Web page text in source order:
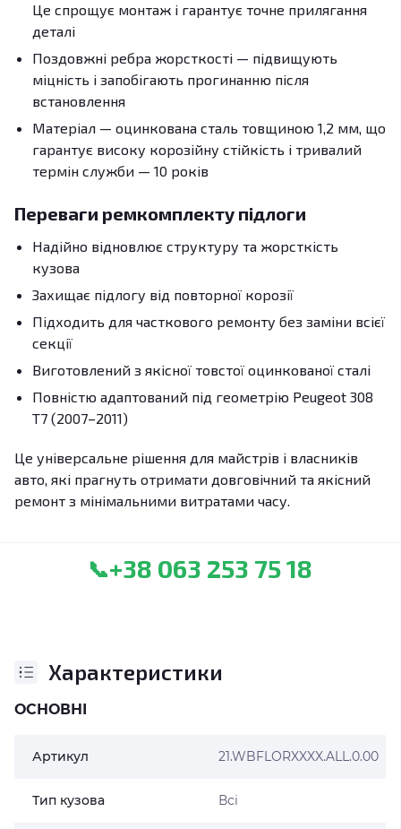
Це спрощує монтаж і гарантує точне прилягання
деталі
Поздовжні ребра жорсткості — підвищують
міцність і запобігають прогинанню після
встановлення
Матеріал — оцинкована сталь товщиною 1,2 мм, що
гарантує високу корозійну стійкість і тривалий
термін служби — 10 років
Переваги ремкомплекту підлоги
Надійно відновлює структуру та жорсткість
кузова
Захищає підлогу від повторної корозії
Підходить для часткового ремонту без заміни всієї
секції
Виготовлений з якісної товстої оцинкованої сталі
Повністю адаптований під геометрію Peugeot 308
T7 (2007–2011)
Це універсальне рішення для майстрів і власників
авто, які прагнуть отримати довговічний та якісний
ремонт з мінімальними витратами часу.
📞+38 063 253 75 18
Характеристики
ОСНОВНІ
Артикул 21.WBFLORXXXX.ALL.0.00
Тип кузова Всі